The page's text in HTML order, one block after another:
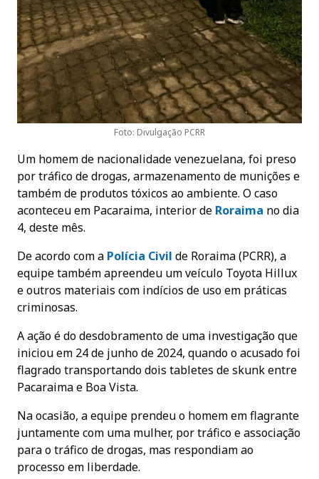
Foto: Divulgação PCRR
Um homem de nacionalidade venezuelana, foi preso
por tráfico de drogas, armazenamento de munições e
também de produtos tóxicos ao ambiente. O caso
aconteceu em Pacaraima, interior de Roraima no dia
4, deste mês.
De acordo com a Polícia Civil de Roraima (PCRR), a
equipe também apreendeu um veículo Toyota Hillux
e outros materiais com indícios de uso em práticas
criminosas.
A ação é do desdobramento de uma investigação que
iniciou em 24 de junho de 2024, quando o acusado foi
flagrado transportando dois tabletes de skunk entre
Pacaraima e Boa Vista.
Na ocasião, a equipe prendeu o homem em flagrante
juntamente com uma mulher, por tráfico e associação
para o tráfico de drogas, mas respondiam ao
processo em liberdade.